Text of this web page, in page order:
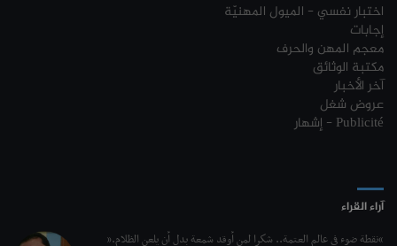
20-09
14-09 موعد افتتاح السنة التكوينية 2023-2024
17-07 تمديد آجال الترشح لمناظرة الدخول للأكاديميات العسكرية 2023-2024
31-12
12-05 200 منحة لطلبة الطب التونسيين في جامعة هارفارد ‏الأمريكية‏
اختبار نفسي - الميول المهنيّة
إجابات
معجم المهن والحرف
مكتبة الوثائق
آخر الأخبار
عروض شغل
إشهار - Publicité
آراء القراء
“نقطة ضوء في عالم العتمة.. شكرا لمن أوقد شمعة بدل أن يلعن الظلام.”